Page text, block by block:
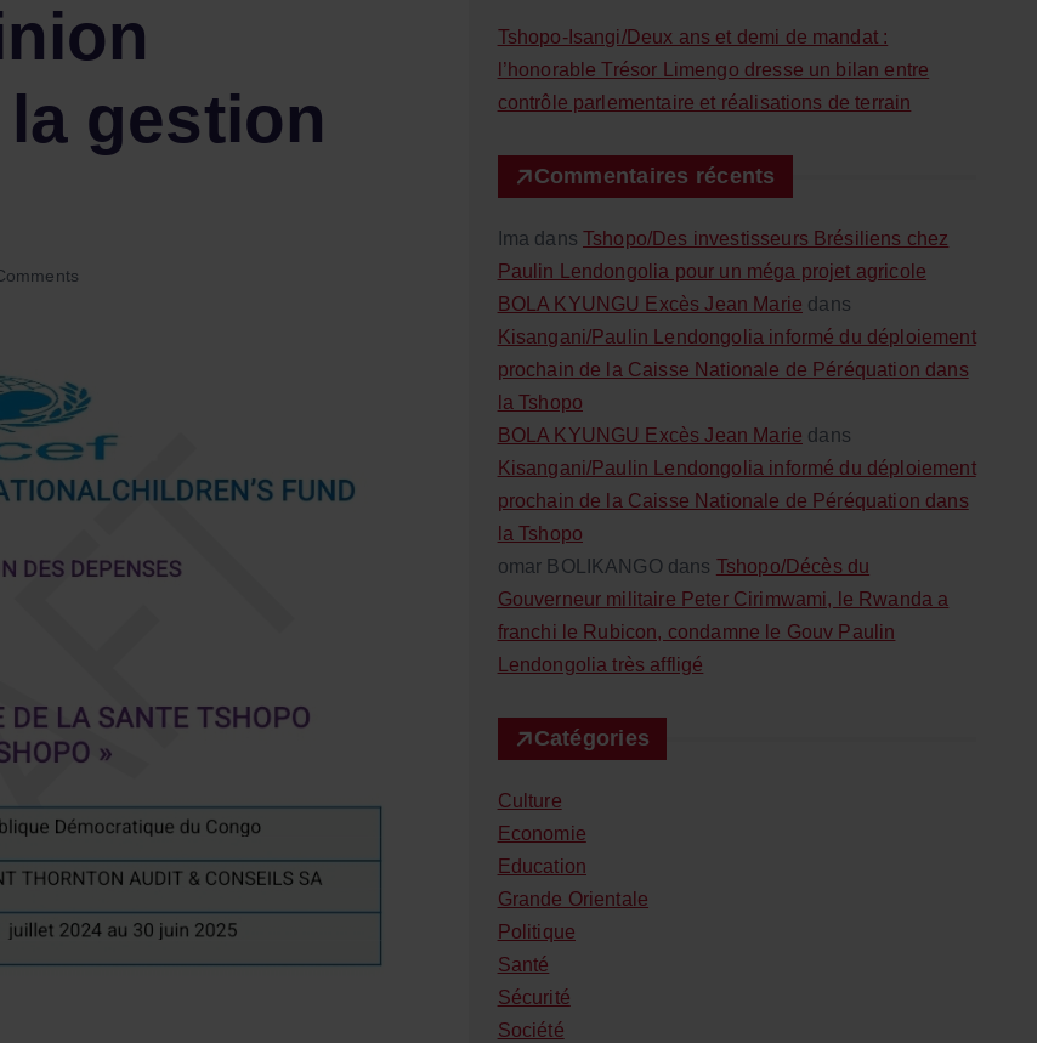
gestion
h
e
r
Tshopo-Isangi/Deux ans et demi de mandat :
l’honorable Trésor Limengo dresse un bilan entre
contrôle parlementaire et réalisations de terrain
Commentaires récents
Ima dans Tshopo/Des investisseurs Brésiliens chez
Paulin Lendongolia pour un méga projet agricole
BOLA KYUNGU Excès Jean Marie dans
Kisangani/Paulin Lendongolia informé du déploiement
prochain de la Caisse Nationale de Péréquation dans
la Tshopo
BOLA KYUNGU Excès Jean Marie dans
Kisangani/Paulin Lendongolia informé du déploiement
prochain de la Caisse Nationale de Péréquation dans
la Tshopo
omar BOLIKANGOdans Tshopo/Décès du
Gouverneur militaire Peter Cirimwami, le Rwanda a
franchi le Rubicon, condamne le Gouv Paulin
Lendongolia très affligé
Catégories
Culture
Economie
Education
Grande Orientale
Politique
Santé
Sécurité
Société